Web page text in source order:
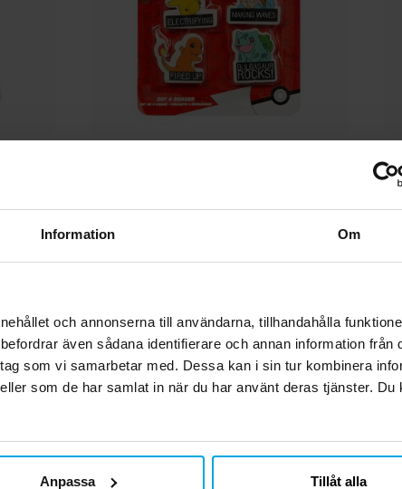
Information Om
och annonserna till användarna, tillhandahålla
även sådana identifierare och annan information från
som vi samarbetar med. Dessa kan i sin tur kombinera
som de har samlat in när du har använt deras tjänster. Du
Anpassa Tillåt alla
39,00 kr
köpte även